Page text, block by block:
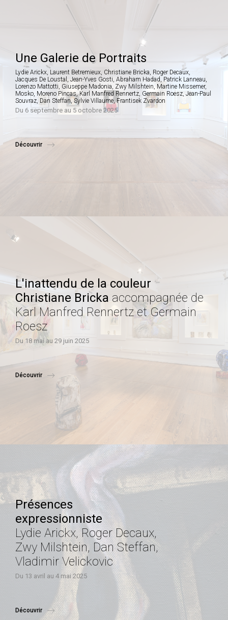
Une Galerie de Portraits
Lydie Arickx, Laurent Betremieux, Christiane Bricka, Roger Decaux,
Jacques De Loustal, Jean-Yves Gosti, Abraham Hadad, Patrick Lanneau,
Lorenzo Mattotti, Giuseppe Madonia, Zwy Milshtein, Martine Missemer,
Mosko, Moreno Pincas, Karl Manfred Rennertz, Germain Roesz, Jean-Paul
Souvraz, Dan Steffan, Sylvie Villaume, Frantisek Zvardon
Du 6 septembre au 5 octobre 2025
Découvrir
L'inattendu de la couleur
Christiane Bricka accompagnée de
Karl Manfred Rennertz et Germain
Roesz
Du 18 mai au 29 juin 2025
Découvrir
Présences
expressionniste
Lydie Arickx, Roger Decaux,
Zwy Milshtein, Dan Steffan,
Vladimir Velickovic
Du 13 avril au 4 mai 2025
Découvrir